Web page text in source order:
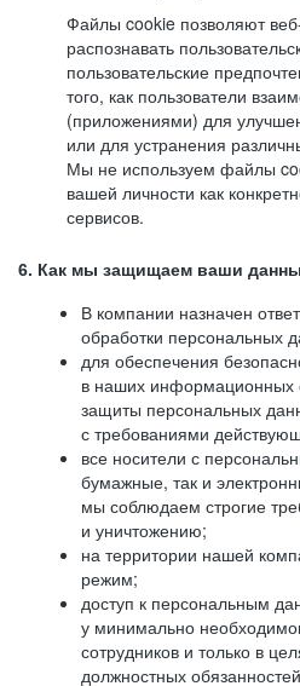
Файлы cookie позволяют
распознавать
пользовательские
того, как пользователи
(приложениями) для
или для устранения
Мы не используем файлы
вашей личности как
сервисов.
6. Как мы защищаем ваши
В компании назначен
обработки персональных
для обеспечения
в наших информационных
защиты персональных
с требованиями
все носители с
бумажные, так и
мы соблюдаем строгие
и уничтожению;
на территории нашей
режим;
доступ к персональным
у минимально
сотрудников и только в
должностных